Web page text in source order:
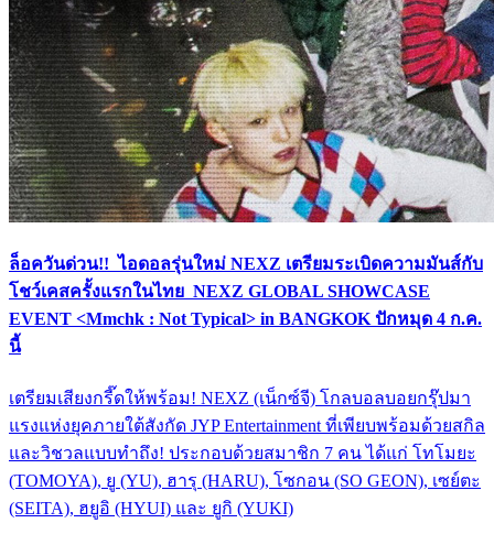
ล็อควันด่วน!! ไอดอลรุ่นใหม่ NEXZ เตรียมระเบิดความมันส์กับ
โชว์เคสครั้งแรกในไทย NEXZ GLOBAL SHOWCASE
EVENT <Mmchk : Not Typical> in BANGKOK ปักหมุด 4 ก.ค.
นี้
เตรียมเสียงกรี๊ดให้พร้อม! NEXZ (เน็กซ์จี) โกลบอลบอยกรุ๊ปมา
แรงแห่งยุคภายใต้สังกัด JYP Entertainment ที่เพียบพร้อมด้วยสกิล
และวิชวลแบบทำถึง! ประกอบด้วยสมาชิก 7 คน ได้แก่ โทโมยะ
(TOMOYA), ยู (YU), ฮารุ (HARU), โซกอน (SO GEON), เซย์ตะ
(SEITA), ฮยูอิ (HYUI) และ ยูกิ (YUKI)